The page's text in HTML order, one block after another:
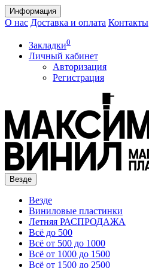
Информация
О нас Доставка и оплата Контакты
Закладки0
Личный кабинет
Авторизация
Регистрация
Везде
Везде
Виниловые пластинки
Летняя РАСПРОДАЖА
Всё до 500
Всё от 500 до 1000
Всё от 1000 до 1500
Всё от 1500 до 2500